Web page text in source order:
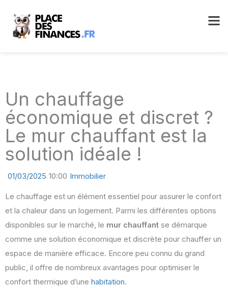
Un chauffage
économique et discret ?
Le mur chauffant est la
solution idéale !
01/03/2025 10:00 Immobilier
Le chauffage est un élément essentiel pour assurer le confort
et la chaleur dans un logement. Parmi les différentes options
disponibles sur le marché, le mur chauffant se démarque
comme une solution économique et discrète pour chauffer un
espace de manière efficace. Encore peu connu du grand
public, il offre de nombreux avantages pour optimiser le
confort thermique d’une habitation.